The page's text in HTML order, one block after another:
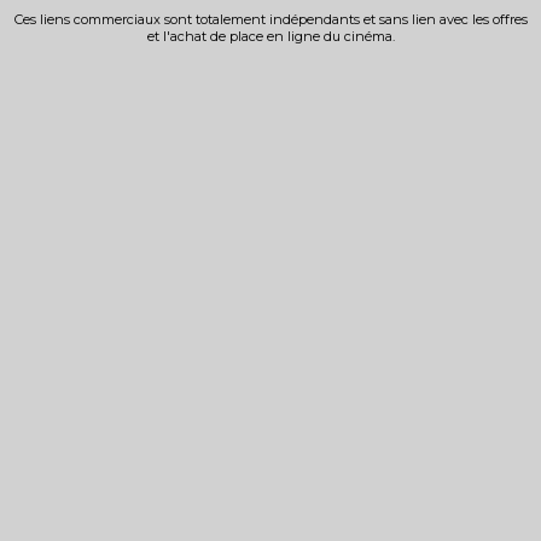
Ces liens commerciaux sont totalement indépendants et sans lien avec les offres
et l'achat de place en ligne du cinéma.